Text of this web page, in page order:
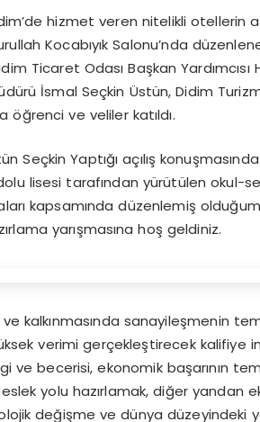
hizmet veren nitelikli otellerin
Kocabıyık Salonu’nda
Ticaret Odası Başkan
İsmal Seçkin Üstün, Didim
öğrenci ve veliler katıldı.
Seçkin Yaptığı açılış
lisesi tarafından yürütülen okul-
kapsamında düzenlemiş
yarışmasına hoş geldiniz.
kalkınmasında sanayileşmenin
verimi gerçekleştirecek
ve becerisi, ekonomik başarının
yolu hazırlamak, diğer yandan
değişme ve dünya düzeyindeki